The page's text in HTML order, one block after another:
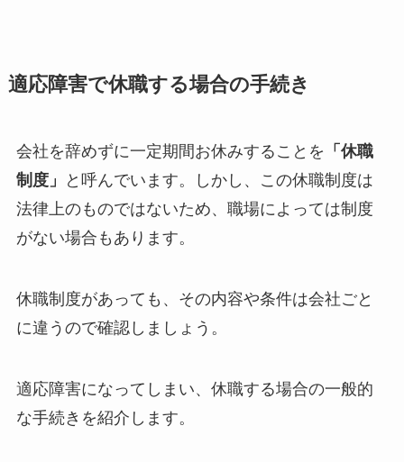
適応障害で休職する場合の手続き
会社を辞めずに一定期間お休みすることを 「休職
制度」
と呼んでいます。
しかし、この休職制度は
法律上のものではないため、職場によっては制度
がない場合もあります。
休職制度があっても、その内容や条件は会社ごと
に違うので確認しましょう。
適応障害になってしまい、休職する場合の一般的
な手続きを紹介します。